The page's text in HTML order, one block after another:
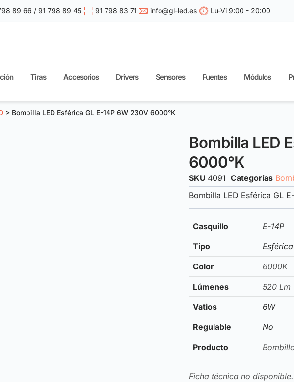
89 66 / 91 798 89 45 91 798 83 71 info@gl-led.es Lu-Vi 9:00 - 20:00
Tiras Accesorios Drivers Sensores Fuentes Módulos
> Bombilla LED Esférica GL E-14P 6W 230V 6000°K
Bombilla LED
6000°K
SKU 4091 Categorías
Bombilla LED Esférica GL
Casquillo E-14P
Tipo Esférica
Color 6000K
Lúmenes 520 Lm
Vatios 6W
Regulable No
Producto
Ficha técnica no disponible.